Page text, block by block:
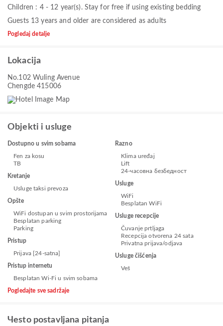
Children : 4 - 12 year(s). Stay for free if using existing bedding
Guests 13 years and older are considered as adults
Pogledaj detalje
Lokacija
No.102 Wuling Avenue
Chengde 415006
Objekti i usluge
Dostupno u svim sobama
Fen za kosu
ТВ
Kretanje
Usluge taksi prevoza
Opšte
WiFi dostupan u svim prostorijama
Besplatan parking
Parking
Pristup
Prijava [24-satna]
Pristup internetu
Besplatan Wi-Fi u svim sobama
Razno
Klima uređaj
Lift
24-часовна безбедност
Usluge
WiFi
Besplatan WiFi
Usluge recepcije
Čuvanje prtljaga
Recepcija otvorena 24 sata
Privatna prijava/odjava
Usluge čišćenja
Veš
Pogledajte sve sadržaje
Чesto postavljana pitanja